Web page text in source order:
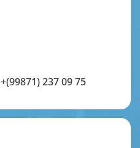
+(99871) 237 09 75